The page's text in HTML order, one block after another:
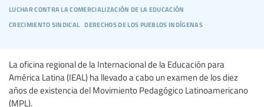
luchar contra la comercialización de la educación
crecimiento sindical derechos de los pueblos indígenas
La oficina regional de la Internacional de la Educación para
América Latina (IEAL) ha llevado a cabo un examen de los diez
años de existencia del Movimiento Pedagógico Latinoamericano
(MPL).